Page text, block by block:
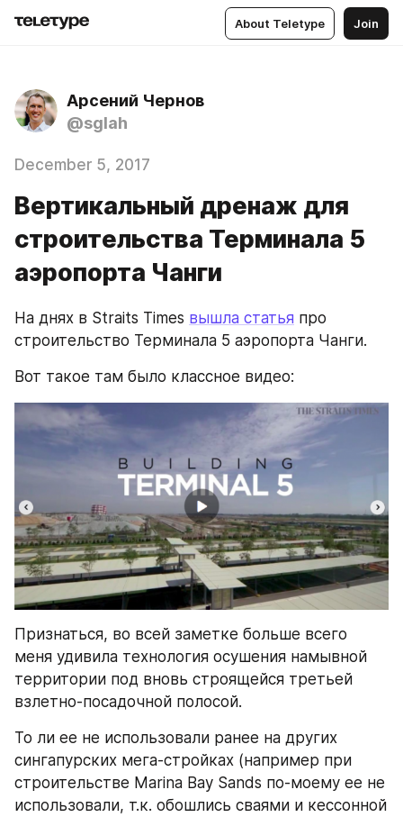
About Teletype Join
Арсений Чернов
@sglah
December 5, 2017
Вертикальный дренаж для
строительства Терминала 5
аэропорта Чанги
На днях в Straits Times вышла статья про
строительство Терминала 5 аэропорта Чанги.
Вот такое там было классное видео:
Признаться, во всей заметке больше всего
меня удивила технология осушения намывной
территории под вновь строящейся третьей
взлетно-посадочной полосой.
То ли ее не использовали ранее на других
сингапурских мега-стройках (например при
строительстве Marina Bay Sands по-моему ее не
использовали, т.к. обошлись сваями и кессонной